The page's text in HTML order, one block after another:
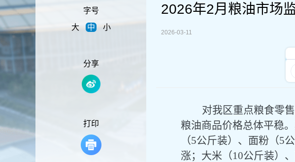
主
要
内
字号
大
中 小
分享
打印
2026年2月粮油市场
2026-03-11
对我区重点粮食零
粮油商品价格总体平稳。
（5公斤装）、面粉（5
涨；大米（10公斤装）